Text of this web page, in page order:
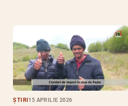
ȘTIRI15 APRILIE 2026